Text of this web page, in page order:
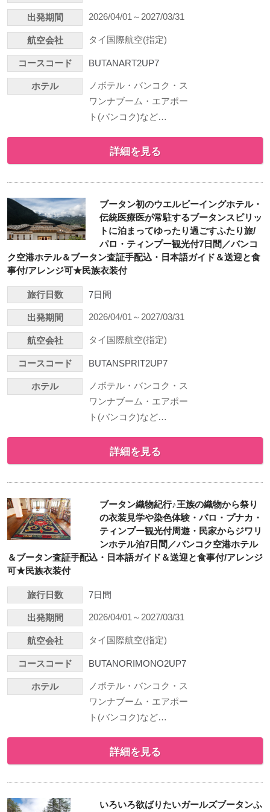
出発期間 2026/04/01～2027/03/31
航空会社 タイ国際航空(指定)
コースコード BUTANART2UP7
ホテル
ノボテル・バンコク・ス
ワンナブーム・エアポー
ト(バンコク)など…
詳細を見る
ブータン初のウエルビーイングホテル・
伝統医療医が常駐するブータンスピリッ
トに泊まってゆったり過ごすふたり旅/
パロ・ティンプー観光付7日間／バンコ
ク空港ホテル＆ブータン査証手配込・日本語ガイド＆送迎と食
事付/アレンジ可★民族衣装付
旅行日数 7日間
出発期間 2026/04/01～2027/03/31
航空会社 タイ国際航空(指定)
コースコード BUTANSPRIT2UP7
ホテル
ノボテル・バンコク・ス
ワンナブーム・エアポー
ト(バンコク)など…
詳細を見る
ブータン織物紀行♪王族の織物から祭り
の衣装見学や染色体験・パロ・プナカ・
ティンプー観光付周遊・民家からジワリ
ンホテル泊7日間／バンコク空港ホテル
＆ブータン査証手配込・日本語ガイド＆送迎と食事付/アレンジ
可★民族衣装付
旅行日数 7日間
出発期間 2026/04/01～2027/03/31
航空会社 タイ国際航空(指定)
コースコード BUTANORIMONO2UP7
ホテル
ノボテル・バンコク・ス
ワンナブーム・エアポー
ト(バンコク)など…
詳細を見る
いろいろ欲ばりたいガールズブータンふ